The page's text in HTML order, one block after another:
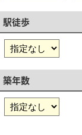
駅徒歩
築年数